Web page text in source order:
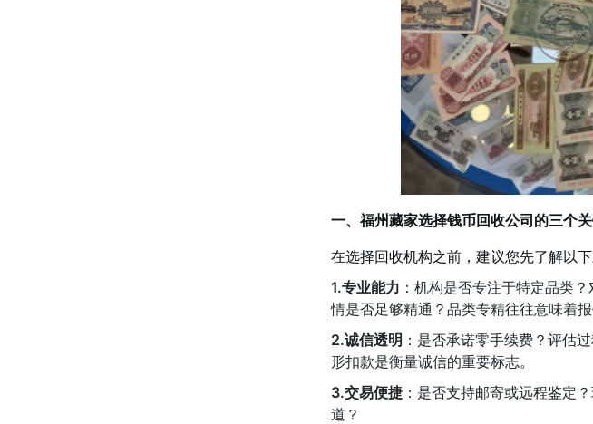
一、福州藏家选择钱币回收公司的三个
在选择回收机构之前，建议您先了解以
1.专业能力 ：机构是否专注于特定品类
情是否足够精通？品类专精往往意味着报
2.诚信透明 ：是否承诺零手续费？评估
形扣款是衡量诚信的重要标志。
3.交易便捷 ：是否支持邮寄或远程鉴定
道？